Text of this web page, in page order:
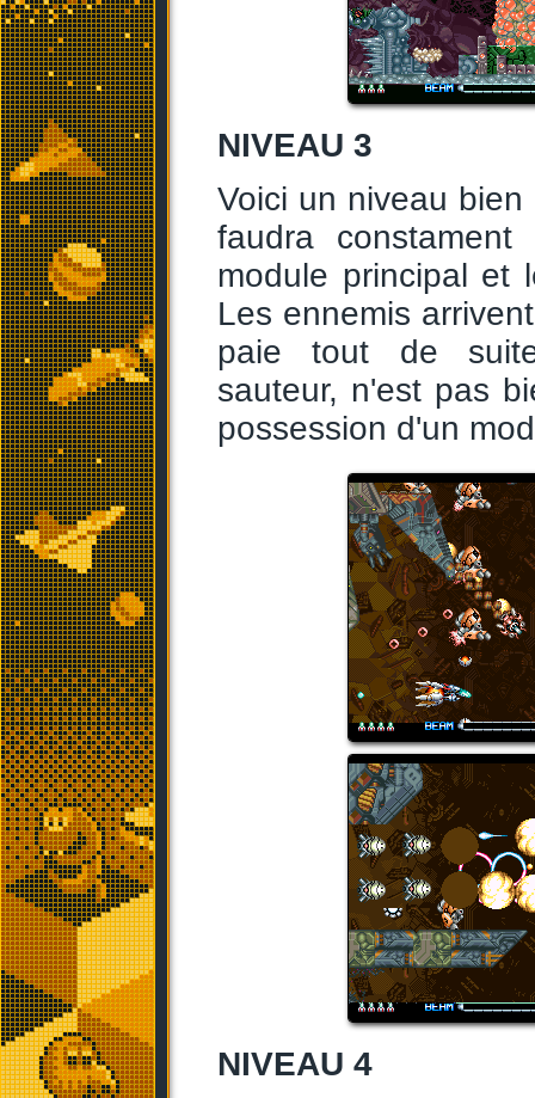
NIVEAU 3
Voici un niveau
faudra
module principal et
Les ennemis
paie tout de
sauteur, n'est pas
possession d'un
NIVEAU 4